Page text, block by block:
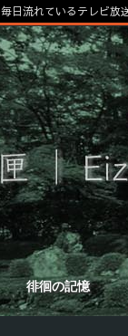
徘徊の記憶
毎日流れているテレビ放